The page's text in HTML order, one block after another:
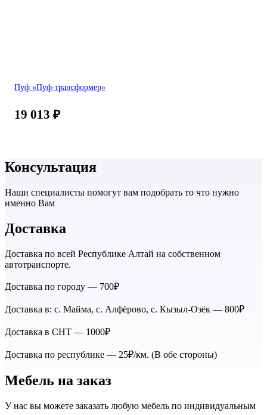
Пуф «Пуф-трансформер»
19 013 ₽
Консультация
Наши специалисты помогут вам подобрать то что нужно
именно Вам
Доставка
Доставка по всей Республике Алтай на собственном
автотранспорте.
Доставка по городу — 700₽
Доставка в: с. Майма, с. Алфёрово, с. Кызыл-Озёк — 800₽
Доставка в СНТ — 1000₽
Доставка по республике — 25₽/км. (В обе стороны)
Мебель на заказ
У нас вы можете заказать любую мебель по индивидуальным